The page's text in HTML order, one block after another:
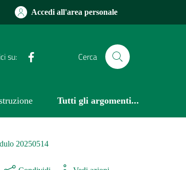
Accedi all'area personale
su: Cerca
Tutti gli argomenti...
20250514